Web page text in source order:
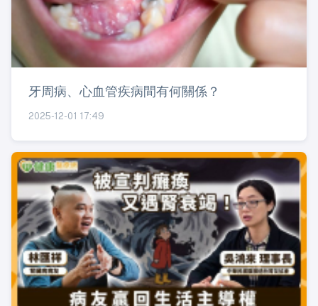
牙周病、心血管疾病間有何關係？
2025-12-01 17:49